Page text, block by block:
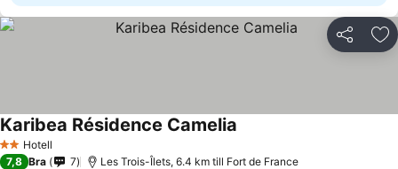
Dela
2 Stjärnor
Hotell
Karibea Résidence Camelia
7,8 Bra 7 Les Trois-Îlets, 6.4 km till Fort de France